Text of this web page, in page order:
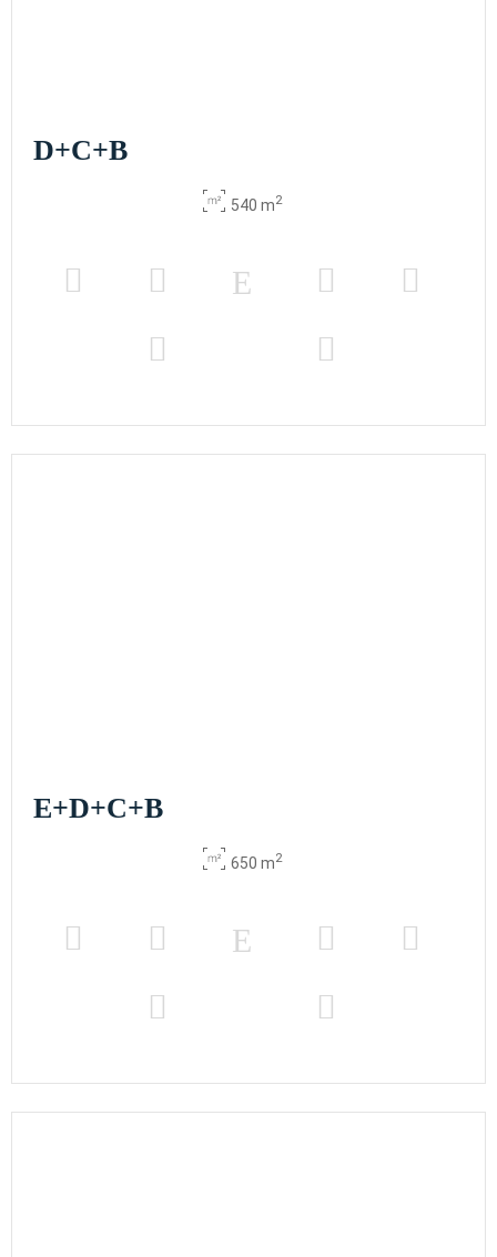
D+C+B
540 m2
E+D+C+B
650 m2